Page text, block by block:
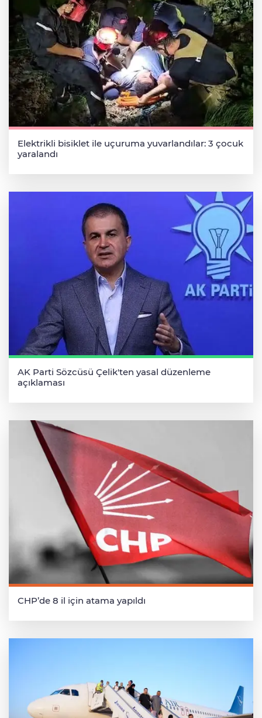
Elektrikli bisiklet ile uçuruma yuvarlandılar: 3 çocuk
yaralandı
AK Parti Sözcüsü Çelik'ten yasal düzenleme
açıklaması
CHP’de 8 il için atama yapıldı